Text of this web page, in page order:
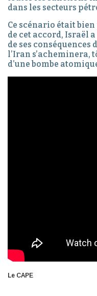
dans les secteurs
Ce scénario était
de cet accord, Israël
de ses conséquences
l’Iran s’acheminera,
d’une bombe
Le CAPE